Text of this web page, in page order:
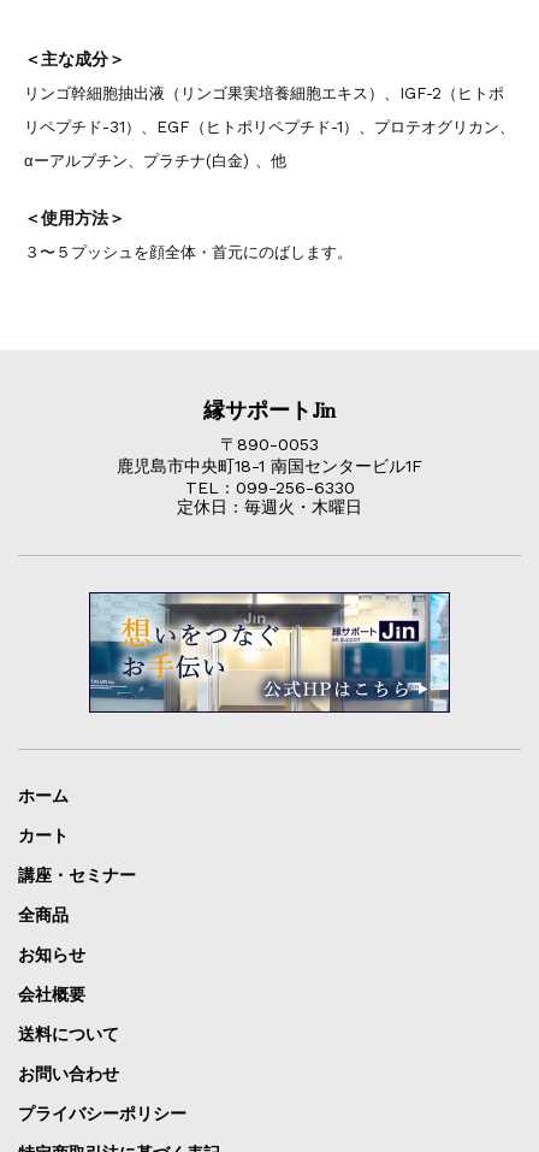
＜主な成分＞
リンゴ幹細胞抽出液（リンゴ果実培養細胞エキス）、IGF-2（ヒトポ
リペプチド-31）、EGF（ヒトポリペプチド-1）、プロテオグリカン、
αーアルブチン、プラチナ(白金) 、他
＜使用方法＞
３〜５プッシュを顔全体・首元にのばします。
縁サポートJin
〒890-0053
鹿児島市中央町18-1 南国センタービル1F
TEL : 099-256-6330
定休日 : 毎週火・木曜日
ホーム
カート
講座・セミナー
全商品
お知らせ
会社概要
送料について
お問い合わせ
プライバシーポリシー